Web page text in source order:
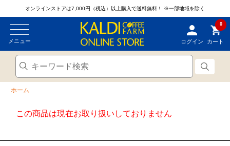
オンラインストアは7,000円（税込）以上購入で送料無料！ ※一部地域を除く
メニュー ログイン
0
カート
ホーム
この商品は現在お取り扱いしておりません